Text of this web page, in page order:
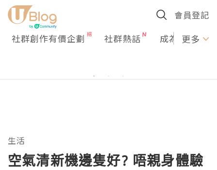
會員登記
社群創作有價企劃 社群熱話 成為U更多
生活
空氣清新機邊隻好? 唔親身體驗